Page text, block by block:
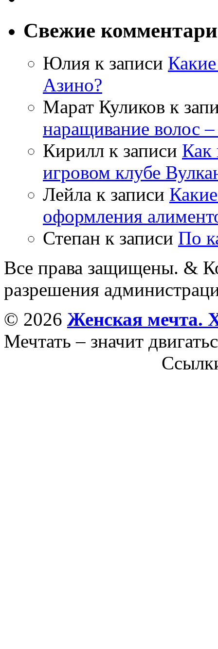
Свежие
Юлия к записи
Азино?
Марат Куликов к
наращивание волос
Кирилл к записи Как
игровом клубе
Лейла к записи
оформления
Степан к записи По
Все права защищены. &
разрешения
© 2026 Женская мечта.
Мечтать – значит